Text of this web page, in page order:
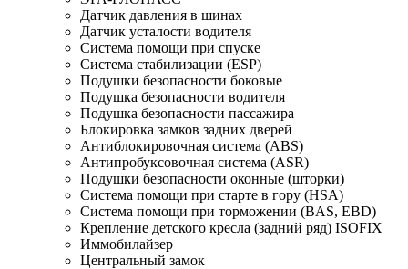
Датчик давления в шинах
Датчик усталости водителя
Система помощи при спуске
Система стабилизации (ESP)
Подушки безопасности боковые
Подушка безопасности водителя
Подушка безопасности пассажира
Блокировка замков задних дверей
Антиблокировочная система (ABS)
Антипробуксовочная система (ASR)
Подушки безопасности оконные (шторки)
Система помощи при старте в гору (HSA)
Система помощи при торможении (BAS, EBD)
Крепление детского кресла (задний ряд) ISOFIX
Иммобилайзер
Центральный замок